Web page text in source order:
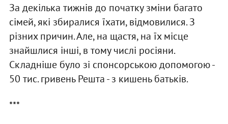
За декілька тижнів до початку зміни багато
сімей, які збиралися їхати, відмовилися. З
різних причин. Але, на щастя, на їх місце
знайшлися інші, в тому числі росіяни.
Складніше було зі спонсорською допомогою -
50 тис. гривень Решта - з кишень батьків.
***